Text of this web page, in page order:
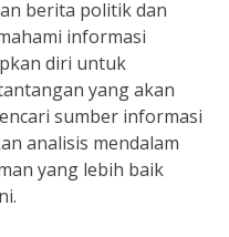
berita politik dan
informasi
diri untuk
yang akan
sumber informasi
analisis mendalam
yang lebih baik